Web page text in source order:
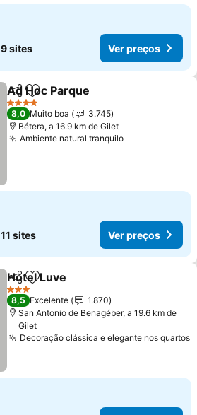
9 sites Ver preços
PartilharAdicionar aos favoritos
Ad Hoc Parque
4 Estrelas
8,0 Muito boa
3.745
Bétera, a 16.9 km de Gilet
Ambiente natural tranquiloVer preços
11 sites Ver preços
PartilharAdicionar aos favoritos
Hotel Luve
3 Estrelas
8,5 Excelente
1.870
San Antonio de Benagéber, a 19.6 km de
Gilet
Decoração clássica e elegante nos quartos